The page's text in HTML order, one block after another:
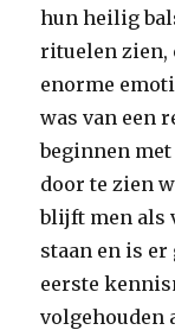
hun heilig
rituelen zien,
enorme
was van een
beginnen
door te zien
blijft men als
staan en is er
eerste
volgehouden